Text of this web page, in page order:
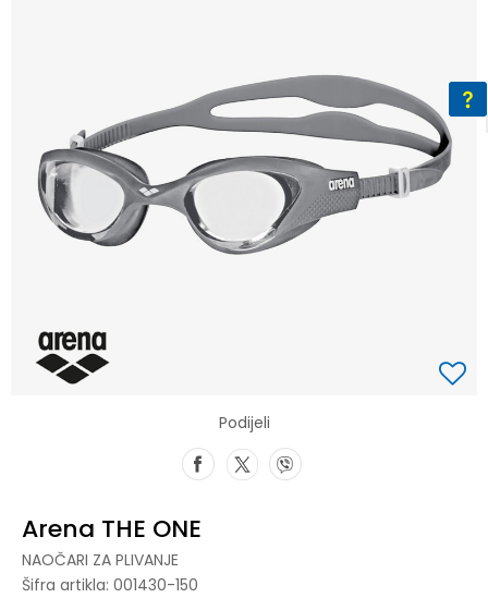
Podijeli
Arena THE ONE
NAOČARI ZA PLIVANJE
Šifra artikla: 001430-150